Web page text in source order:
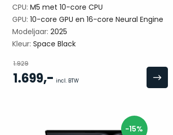
CPU: M5 met 10-core CPU
GPU: 10-core GPU en 16-core Neural Engine
Modeljaar: 2025
Kleur: Space Black
1.929
1.699,- incl. BTW
-15%